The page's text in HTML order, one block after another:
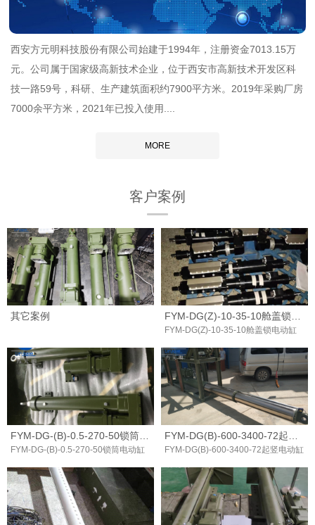
西安方元明科技股份有限公司始建于1994年，注册资金7013.15万
元。公司属于国家级高新技术企业，位于西安市高新技术开发区科
技一路59号，科研、生产建筑面积约7900平方米。2019年采购厂房
7000余平方米，2021年已投入使用....
MORE
客户案例
其它案例
FYM-DG(Z)-10-35-10舱盖锁电动缸
FYM-DG-(B)-0.5-270-50锁筒电动缸 FYM-DG(B)-600-3400-72起竖电动缸